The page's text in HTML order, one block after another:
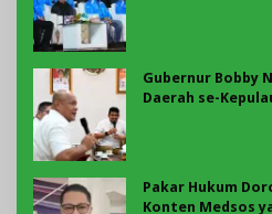
Gubernur Bobby
Daerah se-
Pakar Hukum
Konten Medsos